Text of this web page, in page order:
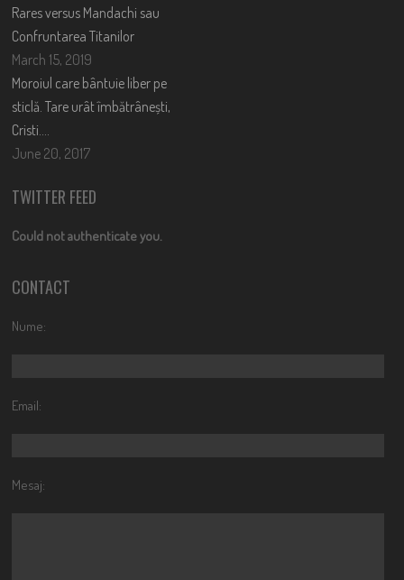
Rares versus Mandachi sau
Confruntarea Titanilor
March 15, 2019
Moroiul care bântuie liber pe
sticlă. Tare urât îmbătrânești,
Cristi….
June 20, 2017
TWITTER FEED
Could not authenticate you.
CONTACT
Nume:
Email:
Mesaj: